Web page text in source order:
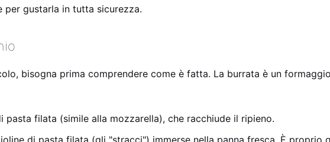
per gustarla in tutta sicurezza.
bisogna prima comprendere come è fatta. La burrata è un
filata (simile alla mozzarella), che racchiude il ripieno.
di pasta filata (gli "stracci") immerse nella panna fresca. È proprio